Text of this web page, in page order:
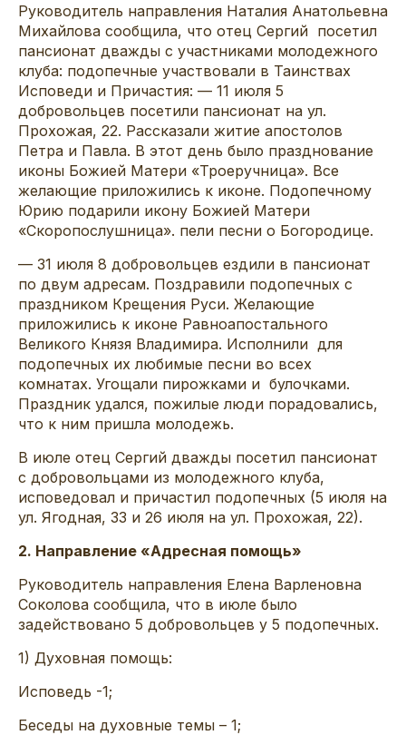
Руководитель направления Наталия Анатольевна
Михайлова сообщила, что отец Сергий посетил
пансионат дважды с участниками молодежного
клуба: подопечные участвовали в Таинствах
Исповеди и Причастия: — 11 июля 5
добровольцев посетили пансионат на ул.
Прохожая, 22. Рассказали житие апостолов
Петра и Павла. В этот день было празднование
иконы Божией Матери «Троеручница». Все
желающие приложились к иконе. Подопечному
Юрию подарили икону Божией Матери
«Скоропослушница». пели песни о Богородице.
— 31 июля 8 добровольцев ездили в пансионат
по двум адресам. Поздравили подопечных с
праздником Крещения Руси. Желающие
приложились к иконе Равноапостального
Великого Князя Владимира. Исполнили для
подопечных их любимые песни во всех
комнатах. Угощали пирожками и булочками.
Праздник удался, пожилые люди порадовались,
что к ним пришла молодежь.
В июле отец Сергий дважды посетил пансионат
с добровольцами из молодежного клуба,
исповедовал и причастил подопечных (5 июля на
ул. Ягодная, 33 и 26 июля на ул. Прохожая, 22).
2. Направление «Адресная помощь»
Руководитель направления Елена Варленовна
Соколова сообщила, что в июле было
задействовано 5 добровольцев у 5 подопечных.
1) Духовная помощь:
Исповедь -1;
Беседы на духовные темы – 1;